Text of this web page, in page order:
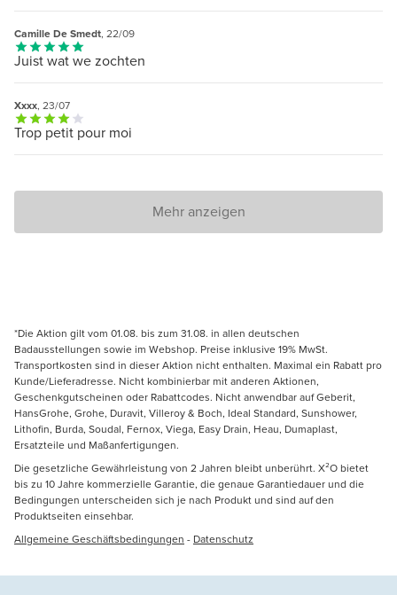
Camille De Smedt, 22/09
Juist wat we zochten
Xxxx, 23/07
Trop petit pour moi
Mehr anzeigen
*Die Aktion gilt vom 01.08. bis zum 31.08. in allen deutschen
Badausstellungen sowie im Webshop. Preise inklusive 19% MwSt.
Transportkosten sind in dieser Aktion nicht enthalten. Maximal ein Rabatt pro
Kunde/Lieferadresse. Nicht kombinierbar mit anderen Aktionen,
Geschenkgutscheinen oder Rabattcodes. Nicht anwendbar auf Geberit,
HansGrohe, Grohe, Duravit, Villeroy & Boch, Ideal Standard, Sunshower,
Lithofin, Burda, Soudal, Fernox, Viega, Easy Drain, Heau, Dumaplast,
Ersatzteile und Maßanfertigungen.
Die gesetzliche Gewährleistung von 2 Jahren bleibt unberührt. X²O bietet
bis zu 10 Jahre kommerzielle Garantie, die genaue Garantiedauer und die
Bedingungen unterscheiden sich je nach Produkt und sind auf den
Produktseiten einsehbar.
Allgemeine Geschäftsbedingungen - Datenschutz